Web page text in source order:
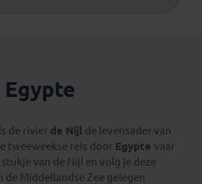
de rivier de Nijl de levensader van
tweeweekse reis door Egypte vaar
van de Nijl en volg je deze
Middellandse Zee gelegen